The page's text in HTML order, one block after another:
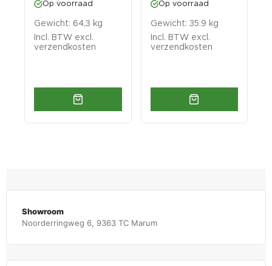
Op voorraad
Gewicht: 64,3 kg
Incl. BTW excl.
verzendkosten
Op voorraad
Gewicht: 35.9 kg
Incl. BTW excl.
verzendkosten
Showroom
Noorderringweg 6, 9363 TC Marum